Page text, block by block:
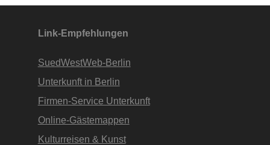
Apartments • www.Finde-Unterkunft.de
Link-Empfehlungen
SuedWestWeb-Berlin
Unterkunft in Berlin
Firmen-Service Unterkunft
Online-Gästemappen
Kulturreisen & Kunst